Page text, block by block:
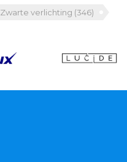
Zwarte verlichting (346)